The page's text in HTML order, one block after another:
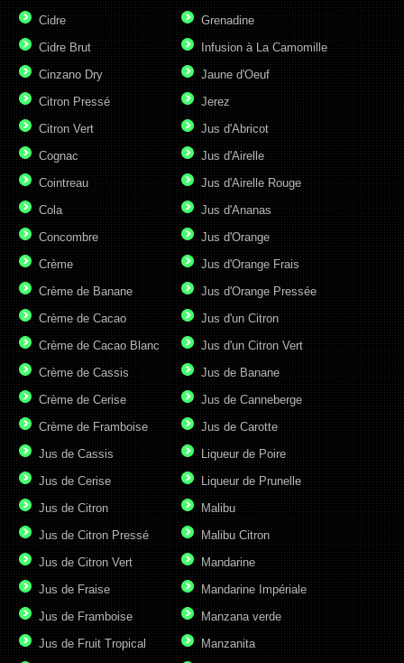
Cidre
Cidre Brut
Cinzano Dry
Citron Pressé
Citron Vert
Cognac
Cointreau
Cola
Concombre
Crème
Crème de Banane
Crème de Cacao
Crème de Cacao Blanc
Crème de Cassis
Crème de Cerise
Crème de Framboise
Grenadine
Infusion à La Camomille
Jaune d'Oeuf
Jerez
Jus d'Abricot
Jus d'Airelle
Jus d'Airelle Rouge
Jus d'Ananas
Jus d'Orange
Jus d'Orange Frais
Jus d'Orange Pressée
Jus d'un Citron
Jus d'un Citron Vert
Jus de Banane
Jus de Canneberge
Jus de Carotte
Jus de Cassis
Jus de Cerise
Jus de Citron
Jus de Citron Pressé
Jus de Citron Vert
Jus de Fraise
Jus de Framboise
Jus de Fruit Tropical
Liqueur de Poire
Liqueur de Prunelle
Malibu
Malibu Citron
Mandarine
Mandarine Impériale
Manzana verde
Manzanita